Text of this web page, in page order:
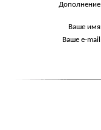
Ваше
Ваше e-